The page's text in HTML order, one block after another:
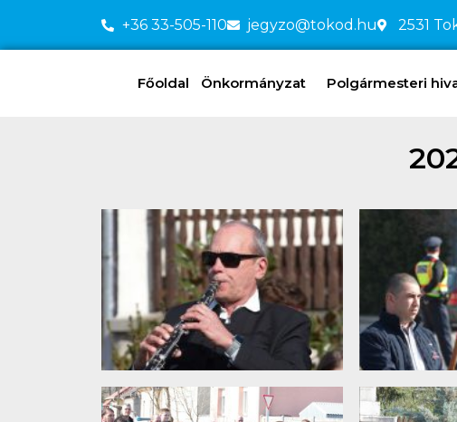
+36 33-505-110 jegyzo@tokod.hu 2531
Főoldal Önkormányzat Polgármesteri